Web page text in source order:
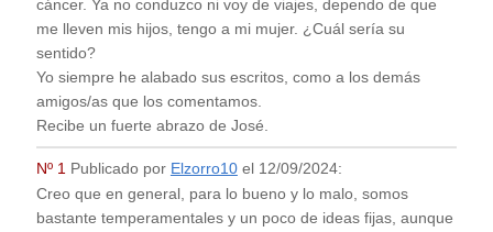
cáncer. Ya no conduzco ni voy de viajes, dependo de que
me lleven mis hijos, tengo a mi mujer. ¿Cuál sería su
sentido?
Yo siempre he alabado sus escritos, como a los demás
amigos/as que los comentamos.
Recibe un fuerte abrazo de José.
Nº 1 Publicado por Elzorro10el 12/09/2024:
Creo que en general, para lo bueno y lo malo, somos
bastante temperamentales y un poco de ideas fijas, aunque